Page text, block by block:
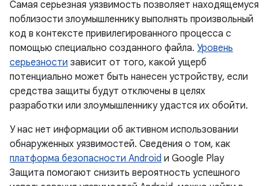
Самая серьезная уязвимость позволяет находящемуся
поблизости злоумышленнику выполнять произвольный
код в контексте привилегированного процесса с
помощью специально созданного файла. Уровень
серьезности зависит от того, какой ущерб
потенциально может быть нанесен устройству, если
средства защиты будут отключены в целях
разработки или злоумышленнику удастся их обойти.
У нас нет информации об активном использовании
обнаруженных уязвимостей. Сведения о том, как
платформа безопасности Android и Google Play
Защита помогают снизить вероятность успешного